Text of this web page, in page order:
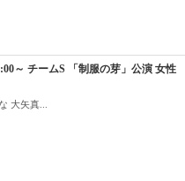
～ チームS 「制服の芽」公演 女性
大矢真...